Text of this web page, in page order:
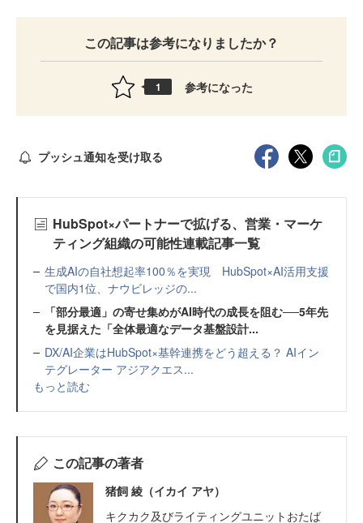
この記事は参考になりましたか？
1 参考になった
プッシュ通知を受け取る
HubSpot×パートナーで拡げる、営業・マーケ
ティング組織の可能性連載記事一覧
生成AIの自社想起率100％を実現 HubSpot×AI活用支援
で国内1位、ナウビレッジの...
「部分最適」の寄せ集めがAI時代の成長を阻む──5年先
を見据えた「全体最適なデータ基盤設計...
DX/AI企業はHubSpot×基幹連携をどう超える？ AIイン
テグレーター アジアクエス...
もっと読む
この記事の著者
猪飼 綾（イカイ アヤ）
キクカク及びライティングユニットおたば